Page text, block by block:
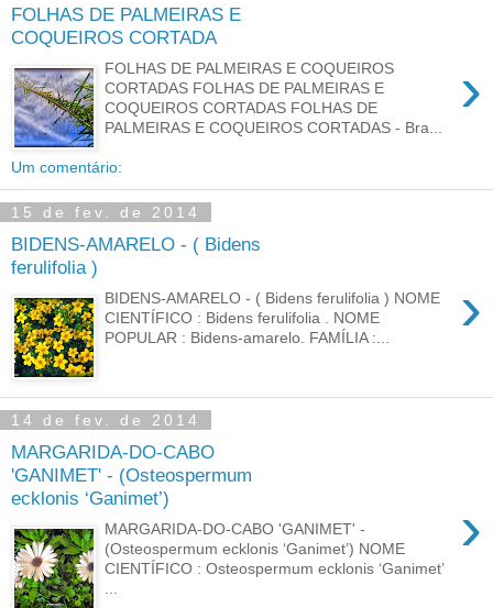
FOLHAS DE PALMEIRAS E
COQUEIROS CORTADA
›
FOLHAS DE PALMEIRAS E COQUEIROS
CORTADAS FOLHAS DE PALMEIRAS E
COQUEIROS CORTADAS FOLHAS DE
PALMEIRAS E COQUEIROS CORTADAS - Bra...
Um comentário:
15 de fev. de 2014
BIDENS-AMARELO - ( Bidens
ferulifolia )
›
BIDENS-AMARELO - ( Bidens ferulifolia ) NOME
CIENTÍFICO : Bidens ferulifolia . NOME
POPULAR : Bidens-amarelo. FAMÍLIA :...
14 de fev. de 2014
MARGARIDA-DO-CABO
'GANIMET' - (Osteospermum
ecklonis ‘Ganimet’)
›
MARGARIDA-DO-CABO 'GANIMET' -
(Osteospermum ecklonis ‘Ganimet’) NOME
CIENTÍFICO : Osteospermum ecklonis ‘Ganimet’
...